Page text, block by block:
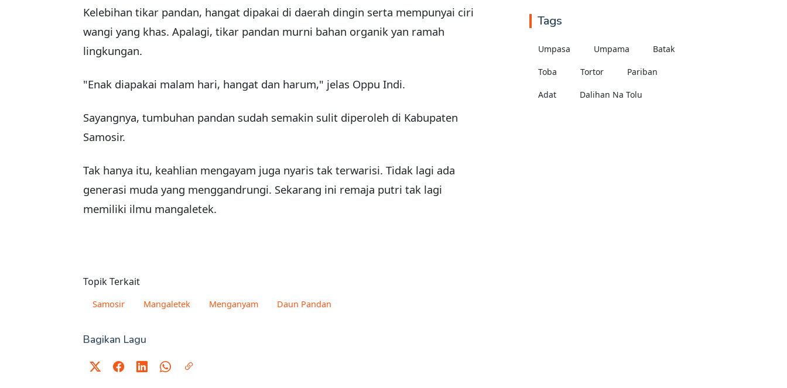
Kelebihan tikar pandan, hangat dipakai di daerah dingin serta mempunyai ciri
wangi yang khas. Apalagi, tikar pandan murni bahan organik yan ramah
lingkungan.
"Enak diapakai malam hari, hangat dan harum," jelas Oppu Indi.
Sayangnya, tumbuhan pandan sudah semakin sulit diperoleh di Kabupaten
Samosir.
Tak hanya itu, keahlian mengayam juga nyaris tak terwarisi. Tidak lagi ada
generasi muda yang menggandrungi. Sekarang ini remaja putri tak lagi
memiliki ilmu mangaletek.
Topik Terkait
Samosir Mangaletek Menganyam Daun Pandan
Bagikan Lagu
Tags
Umpasa Umpama Batak
Toba Tortor Pariban
Adat Dalihan Na Tolu